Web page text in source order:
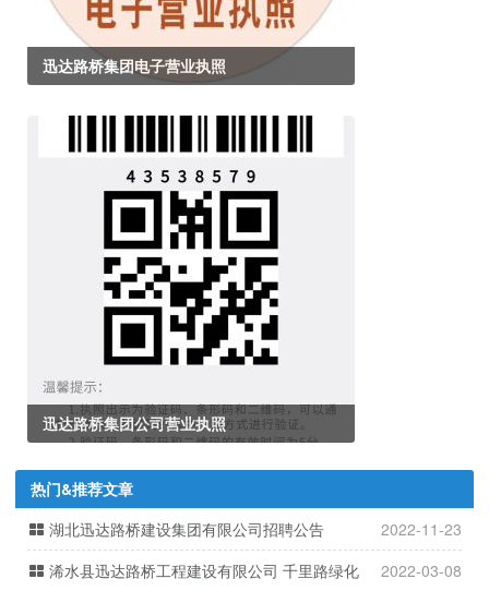
迅达路桥集团电子营业执照
迅达路桥集团公司营业执照
热门&推荐文章
2022-11-23
湖北迅达路桥建设集团有限公司招聘公告
2022-03-08
浠水县迅达路桥工程建设有限公司 千里路绿化